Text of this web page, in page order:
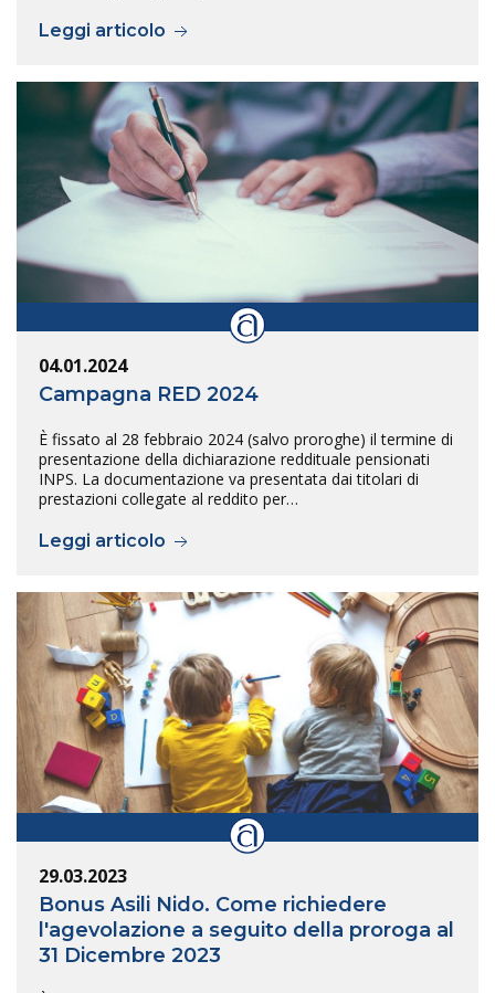
Leggi articolo
04.01.2024
Campagna RED 2024
È fissato al 28 febbraio 2024 (salvo proroghe) il termine di
presentazione della dichiarazione reddituale pensionati
INPS. La documentazione va presentata dai titolari di
prestazioni collegate al reddito per…
Leggi articolo
29.03.2023
Bonus Asili Nido. Come richiedere
l'agevolazione a seguito della proroga al
31 Dicembre 2023